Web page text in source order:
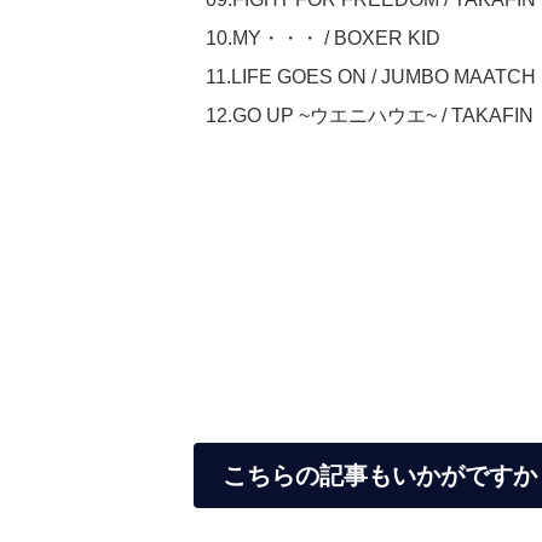
10.MY・・・ / BOXER KID
11.LIFE GOES ON / JUMBO MAATCH
12.GO UP ~ウエニハウエ~ / TAKAFIN
こちらの記事もいかがです